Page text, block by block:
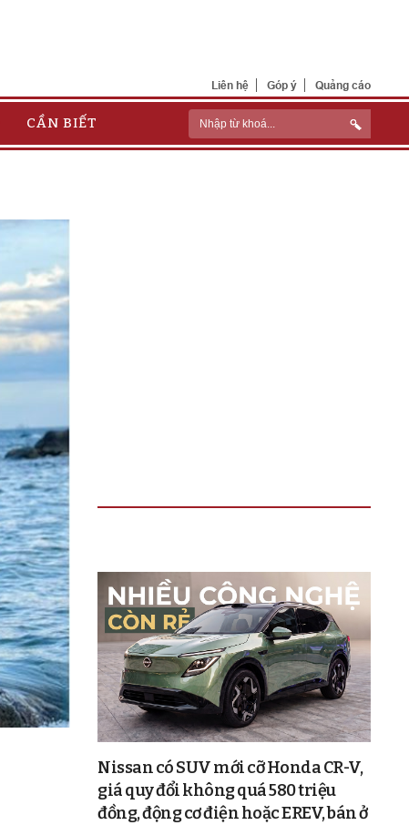
Liên hệ Góp ý Quảng cáo
CẦN BIẾT
Nissan có SUV mới cỡ Honda CR-V,
giá quy đổi không quá 580 triệu
đồng, động cơ điện hoặc EREV, bán ở